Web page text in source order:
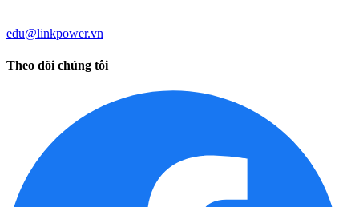
edu@linkpower.vn
Theo dõi chúng tôi